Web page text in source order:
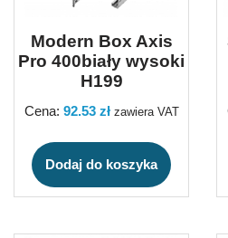
Modern Box Axis
Pro 400biały wysoki
H199
Cena: 92.53 zł zawiera VAT
Dodaj do koszyka